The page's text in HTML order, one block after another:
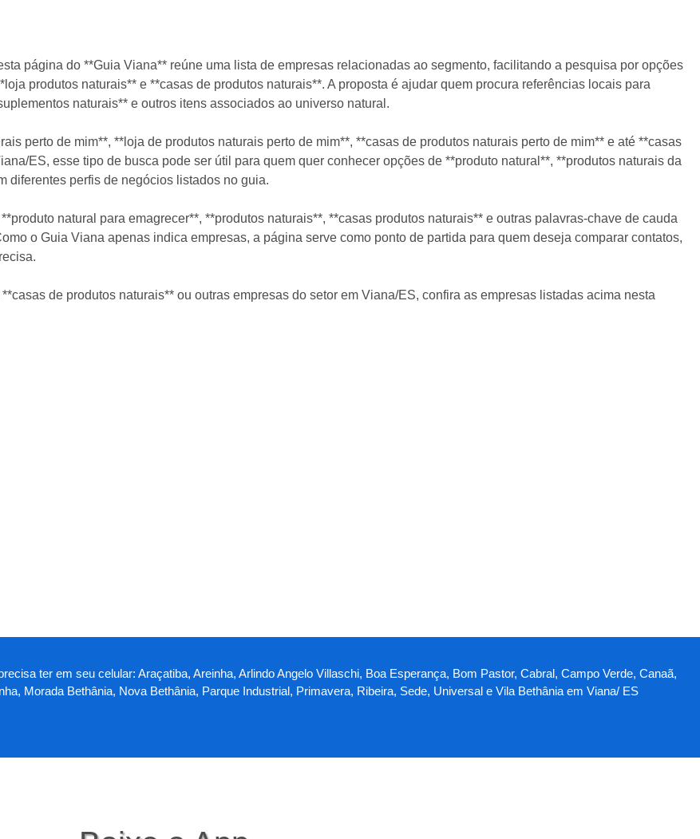
página do **Guia Viana** reúne uma lista de empresas relacionadas ao segmento, facilitando a pesquisa por opções
produtos naturais** e **casas de produtos naturais**. A proposta é ajudar quem procura referências locais para
naturais** e outros itens associados ao universo natural.
perto de mim**, **loja de produtos naturais perto de mim**, **casas de produtos naturais perto de mim** e até **casas
ES, esse tipo de busca pode ser útil para quem quer conhecer opções de **produto natural**, **produtos naturais da
diferentes perfis de negócios listados no guia.
natural para emagrecer**, **produtos naturais**, **casas produtos naturais** e outras palavras-chave de cauda
o Guia Viana apenas indica empresas, a página serve como ponto de partida para quem deseja comparar contatos,
de produtos naturais** ou outras empresas do setor em Viana/ES, confira as empresas listadas acima nesta
ter em seu celular: Araçatiba, Areinha, Arlindo Angelo Villaschi, Boa Esperança, Bom Pastor, Cabral, Campo Verde, Canaã,
Morada Bethânia, Nova Bethânia, Parque Industrial, Primavera, Ribeira, Sede, Universal e Vila Bethânia em Viana/ ES